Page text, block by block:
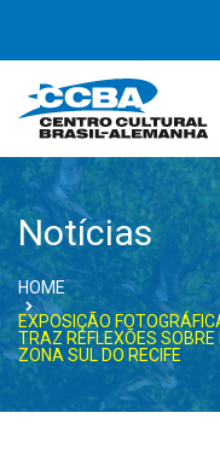
Notícias
HOME
EXPOSIÇÃO
TRAZ REFLEXÕES
ZONA SUL DO RECIFE